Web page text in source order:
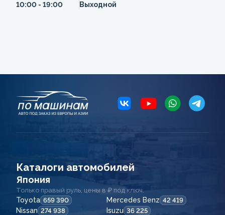
10:00 - 19:00
Выходной
Каталоги автомобилей
Япония
Только правый руль, цены в ₽ под ключ.
Toyota 659 390 Mercedes Benz 42 419
Nissan 274 938 Isuzu 36 225